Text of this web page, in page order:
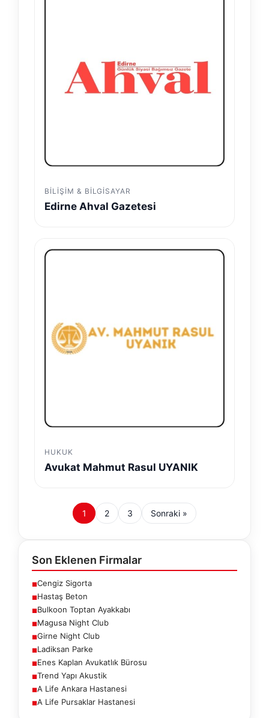
BILIŞIM & BILGISAYAR
Edirne Ahval Gazetesi
HUKUK
Avukat Mahmut Rasul UYANIK
1 2 3 Sonraki »
Son Eklenen Firmalar
■Cengiz Sigorta
■Hastaş Beton
■Bulkoon Toptan Ayakkabı
■Magusa Night Club
■Girne Night Club
■Ladiksan Parke
■Enes Kaplan Avukatlık Bürosu
■Trend Yapı Akustik
■A Life Ankara Hastanesi
■A Life Pursaklar Hastanesi